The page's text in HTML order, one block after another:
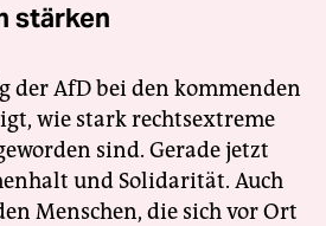
stärken
der AfD bei den kommenden
wie stark rechtsextreme
sind. Gerade jetzt
und Solidarität. Auch
Menschen, die sich vor Ort